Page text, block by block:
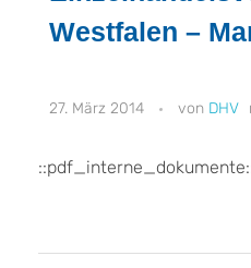
Westfalen –
27. März 2014 DHV